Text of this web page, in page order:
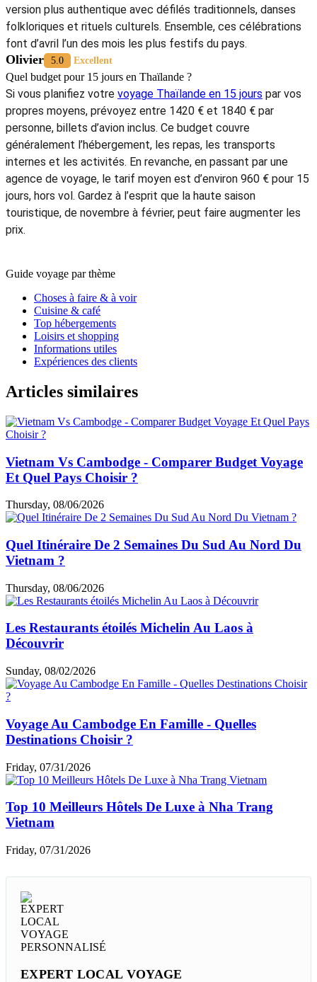
version plus authentique avec défilés traditionnels, danses
folkloriques et rituels culturels. Ensemble, ces célébrations
font d’avril l’un des mois les plus festifs du pays.
Olivier 5.0 Excellent
Quel budget pour 15 jours en Thaïlande ?
Si vous planifiez votre voyage Thaïlande en 15 jours par vos
propres moyens, prévoyez entre 1420 € et 1840 € par
personne, billets d’avion inclus. Ce budget couvre
généralement l’hébergement, les repas, les transports
internes et les activités. En revanche, en passant par une
agence de voyage, le tarif moyen est d’environ 960 € pour 15
jours, hors vol. Gardez à l’esprit que la haute saison
touristique, de novembre à février, peut faire augmenter les
prix.
Guide voyage par thème
Choses à faire & à voir
Cuisine & café
Top hébergements
Loisirs et shopping
Informations utiles
Expériences des clients
Articles similaires
Vietnam Vs Cambodge - Comparer Budget Voyage
Et Quel Pays Choisir ?
Thursday, 08/06/2026
Quel Itinéraire De 2 Semaines Du Sud Au Nord Du
Vietnam ?
Thursday, 08/06/2026
Les Restaurants étoilés Michelin Au Laos à
Découvrir
Sunday, 08/02/2026
Voyage Au Cambodge En Famille - Quelles
Destinations Choisir ?
Friday, 07/31/2026
Top 10 Meilleurs Hôtels De Luxe à Nha Trang
Vietnam
Friday, 07/31/2026
EXPERT LOCAL VOYAGE